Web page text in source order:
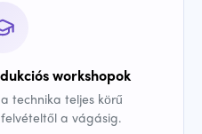
workshopok
technika teljes körű
a vágásig.